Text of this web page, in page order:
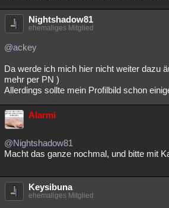
Nightshadow81
ehemaliges Mitglied
@ackey
Da werde ich mich hier nicht weiter dazu
mehr per PN )
Allerdings sollte mein Profilbild schon
Alarmi
@Nightshadow81
Macht das ganze nochmal, und bitte mit
Keysibuna
ehemaliges Mitglied